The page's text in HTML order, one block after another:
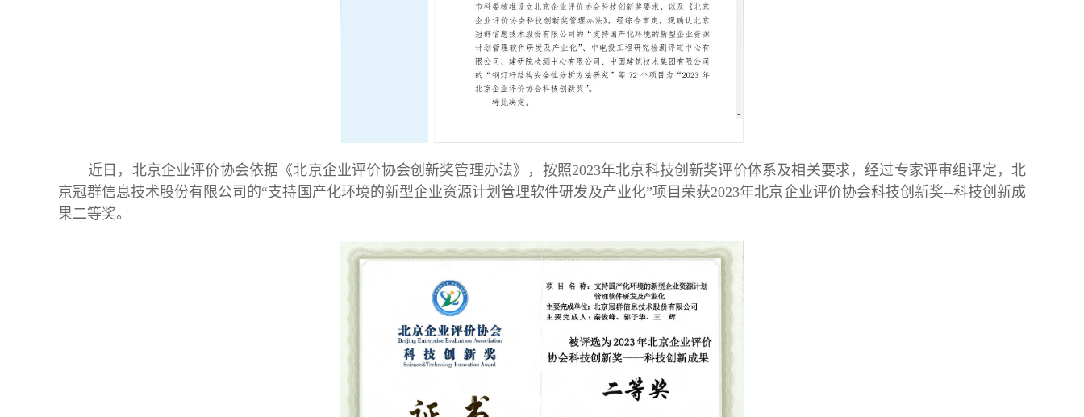
近日，北京企业评价协会依据《北京企业评价协会创新奖管理办法》，按照2023年北京科技创新奖评价体系及相关要求，经过专家评审组评定，北
京冠群信息技术股份有限公司的“支持国产化环境的新型企业资源计划管理软件研发及产业化”项目荣获2023年北京企业评价协会科技创新奖--科技创新成
果二等奖。